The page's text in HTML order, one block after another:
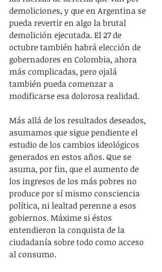
demoliciones, y que en Argentina se
pueda revertir en algo la brutal
demolición ejecutada. El 27 de
octubre también habrá elección de
gobernadores en Colombia, ahora
más complicadas, pero ojalá
también pueda comenzar a
modificarse esa dolorosa realidad.
Más allá de los resultados deseados,
asumamos que sigue pendiente el
estudio de los cambios ideológicos
generados en estos años. Que se
asuma, por fin, que el aumento de
los ingresos de los más pobres no
produce por sí mismo consciencia
política, ni lealtad perenne a esos
gobiernos. Máxime si éstos
entendieron la conquista de la
ciudadanía sobre todo como acceso
al consumo.